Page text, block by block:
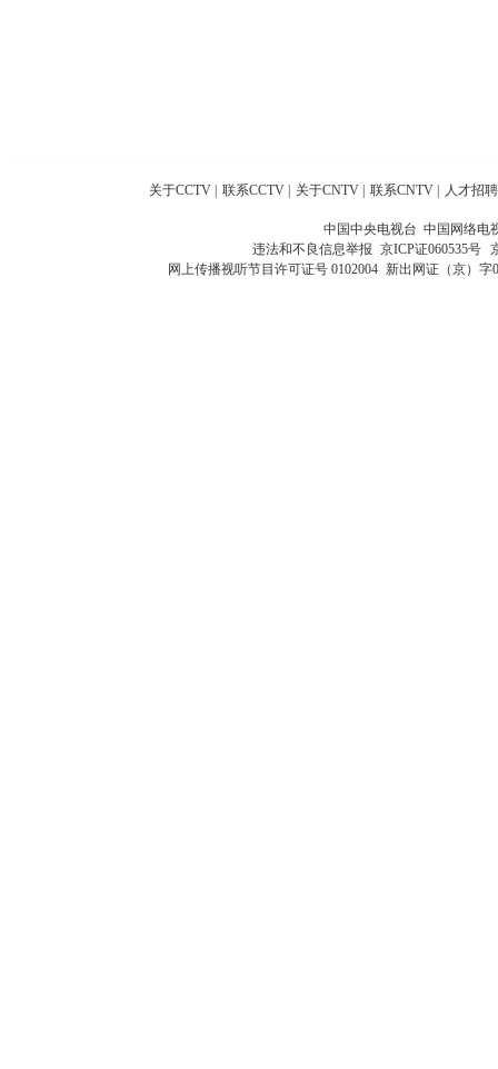
关于CCTV 联系CCTV 关于CNTV 联系CNTV 人才招聘
中国中央电视台 中国网络电
违法和不良信息举报 京ICP证060535号
网上传播视听节目许可证号 0102004 新出网证（京）